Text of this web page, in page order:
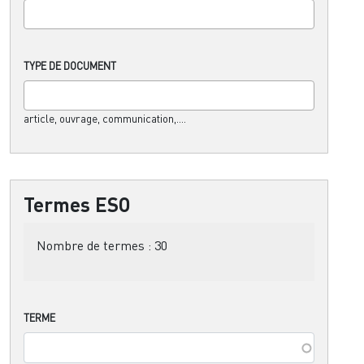
TYPE DE DOCUMENT
article, ouvrage, communication,....
Termes ESO
Nombre de termes : 30
TERME